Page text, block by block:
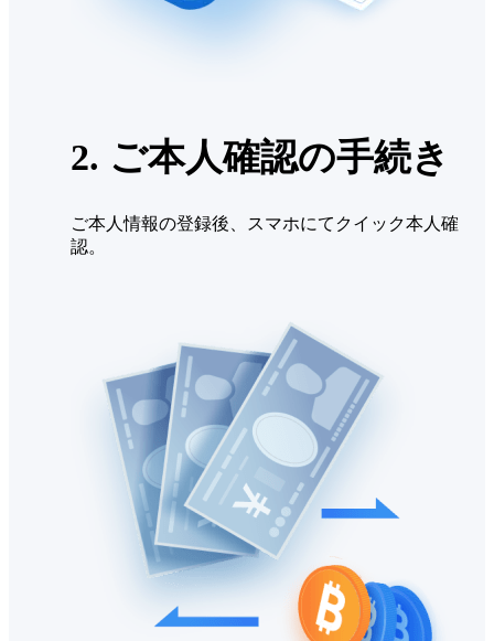
2. ご本人確認の手続き
ご本人情報の登録後、スマホにてクイック本人確
認。